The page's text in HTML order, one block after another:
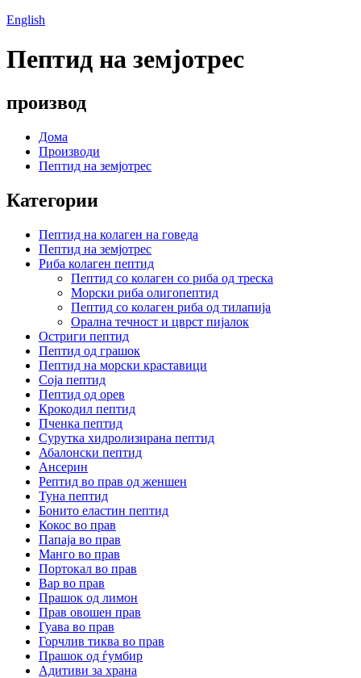
English
Пептид на земјотрес
производ
Дома
Производи
Пептид на земјотрес
Категории
Пептид на колаген на говеда
Пептид на земјотрес
Риба колаген пептид
Пептид со колаген со риба од треска
Морски риба олигопептид
Пептид со колаген риба од тилапија
Орална течност и цврст пијалок
Остриги пептид
Пептид од грашок
Пептид на морски краставици
Соја пептид
Пептид од орев
Крокодил пептид
Пченка пептид
Сурутка хидролизирана пептид
Абалонски пептид
Ансерин
Pептид во прав од женшен
Туна пептид
Бонито еластин пептид
Кокос во прав
Папаја во прав
Манго во прав
Портокал во прав
Вар во прав
Прашок од лимон
Прав овошен прав
Гуава во прав
Горчлив тиква во прав
Прашок од ѓумбир
Адитиви за храна